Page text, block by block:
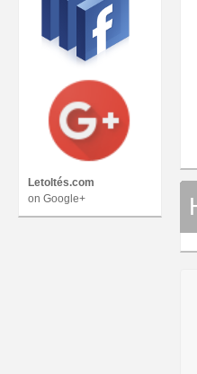
Letoltés.com
on Google+